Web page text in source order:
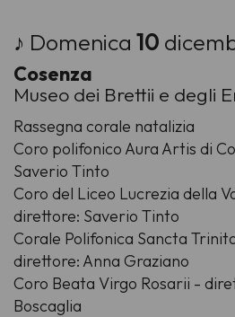
♪ Domenica 10
Cosenza
Museo dei Brettii e degli
Rassegna corale natalizia
Coro polifonico Aura Artis di
Saverio Tinto
Coro del Liceo Lucrezia della
direttore: Saverio Tinto
Corale Polifonica Sancta
direttore: Anna Graziano
Coro Beata Virgo Rosarii -
Boscaglia